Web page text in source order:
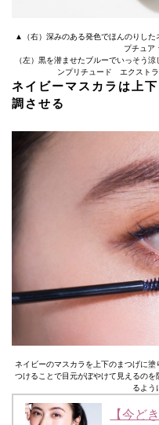
▲（右）深みのある発色でほんのりし
プチュア
（左）黒を潜ませたブルーでいっそう
ンプリチュード エクストラ
ネイビーマスカラは上
調させる
ネイビーのマスカラを上下のまつげに
つけることで目元がぼやけて見えるの
るよう
【今ど